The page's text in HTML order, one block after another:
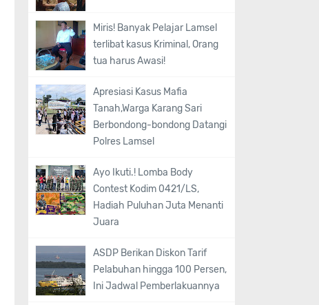
Miris! Banyak Pelajar Lamsel
terlibat kasus Kriminal, Orang
tua harus Awasi!
Apresiasi Kasus Mafia
Tanah,Warga Karang Sari
Berbondong-bondong Datangi
Polres Lamsel
Ayo Ikuti.! Lomba Body
Contest Kodim 0421/LS,
Hadiah Puluhan Juta Menanti
Juara
ASDP Berikan Diskon Tarif
Pelabuhan hingga 100 Persen,
Ini Jadwal Pemberlakuannya